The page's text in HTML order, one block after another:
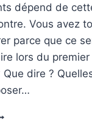
dépend de
Vous avez
parce que ce
lors du premier
dire ?